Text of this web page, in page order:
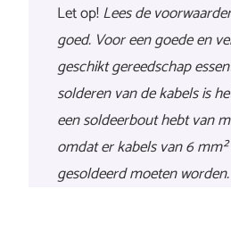
Let op!Lees de
goed. Voor een goede en
geschikt gereedschap
solderen van de kabels is
een soldeerbout hebt van
omdat er kabels van 6
gesoldeerd moeten worden.